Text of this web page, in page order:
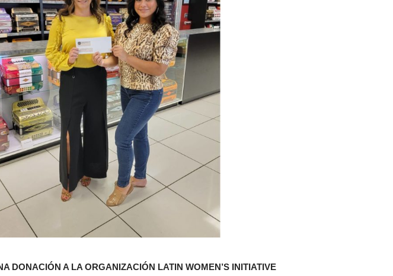
DONACIÓN A LA ORGANIZACIÓN LATIN WOMEN’S INITIATIVE